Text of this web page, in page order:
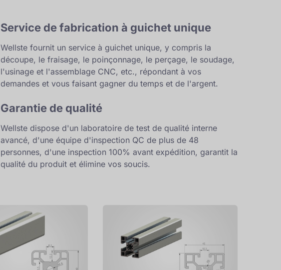
Service de fabrication à guichet unique
Wellste fournit un service à guichet unique, y compris la
découpe, le fraisage, le poinçonnage, le perçage, le soudage,
l'usinage et l'assemblage CNC, etc., répondant à vos
demandes et vous faisant gagner du temps et de l'argent.
Garantie de qualité
Wellste dispose d'un laboratoire de test de qualité interne
avancé, d'une équipe d'inspection QC de plus de 48
personnes, d'une inspection 100% avant expédition, garantit la
qualité du produit et élimine vos soucis.